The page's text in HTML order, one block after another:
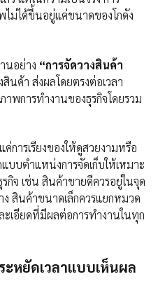
ม่ได้ขึ้นอยู่แค่ขนาดของโกดัง
นอย่าง “การจัดวางสินค้า
สินค้า ส่งผลโดยตรงต่อเวลา
พการทำงานของธุรกิจโดยรวม
การเรียงของให้ดูสวยงามหรือ
บบตำแหน่งการจัดเก็บให้เหมาะ
กิจ เช่น สินค้าขายดีควรอยู่ในจุด
สินค้าขนาดเล็กควรแยกหมวด
เอียดที่มีผลต่อการทำงานในทุก
ะหยัดเวลาแบบเห็นผล